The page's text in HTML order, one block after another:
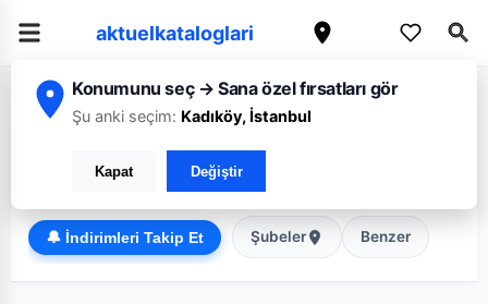
aktuelkataloglari
Konumunu seç → Sana özel fırsatları gör
Şu anki seçim: Kadıköy, İstanbul
Kapat Değiştir
Ana Sayfa/Bolu/Tedi
Discount
🔔 İndirimleri Takip Et Şubeler Benzer